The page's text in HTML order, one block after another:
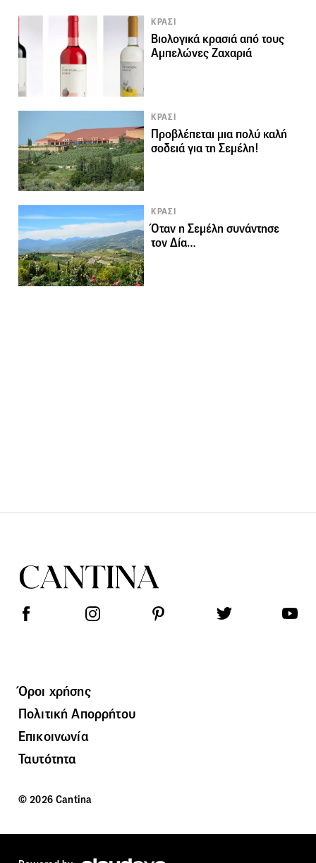
ΚΡΑΣΙ
Βιολογικά κρασιά από τους
Αμπελώνες Ζαχαριά
ΚΡΑΣΙ
Προβλέπεται μια πολύ καλή
σοδειά για τη Σεμέλη!
ΚΡΑΣΙ
Όταν η Σεμέλη συνάντησε
τον Δία…
Όροι χρήσης
Πολιτική Απορρήτου
Επικοινωνία
Ταυτότητα
© 2026 Cantina